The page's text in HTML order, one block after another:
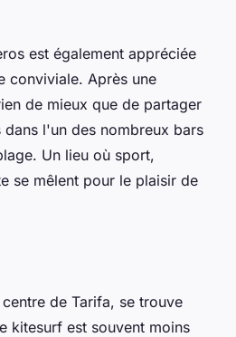
est également appréciée
conviviale. Après une
de mieux que de partager
dans l'un des nombreux bars
Un lieu où sport,
se mêlent pour le plaisir de
de Tarifa, se trouve
kitesurf est souvent moins